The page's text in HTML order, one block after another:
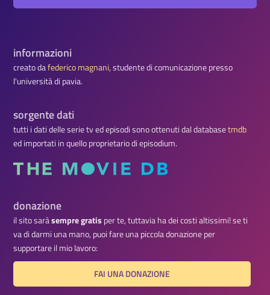
informazioni
creato dafederico magnani, studente di comunicazione presso
l'università di pavia.
sorgente dati
tutti i dati delle serie tv ed episodi sono ottenuti dal databasetmdb
ed importati in quello proprietario di episodium.
donazione
il sito saràsempre gratis per te, tuttavia ha dei costi altissimi! se ti
va di darmi una mano, puoi fare una piccola donazione per
supportare il mio lavoro:
FAI UNA DONAZIONE